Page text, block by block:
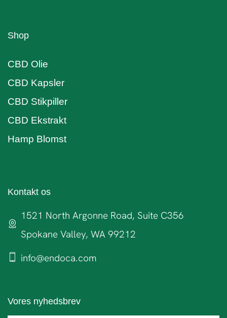
Shop
CBD Olie
CBD Kapsler
CBD Stikpiller
CBD Ekstrakt
Hamp Blomst
Kontakt os
1521 North Argonne Road, Suite C356
Spokane Valley, WA 99212
info@endoca.com
Vores nyhedsbrev